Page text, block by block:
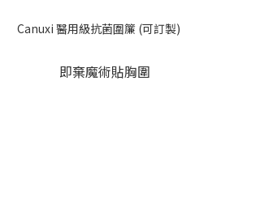
Canuxi 醫用級抗菌圍簾 (可訂製)